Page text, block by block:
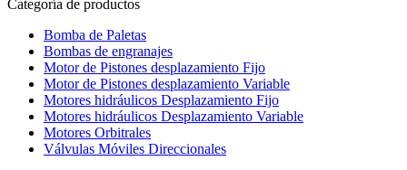
Categoría de productos
Bomba de Paletas
Bombas de engranajes
Motor de Pistones desplazamiento Fijo
Motor de Pistones desplazamiento Variable
Motores hidráulicos Desplazamiento Fijo
Motores hidráulicos Desplazamiento Variable
Motores Orbitrales
Válvulas Móviles Direccionales